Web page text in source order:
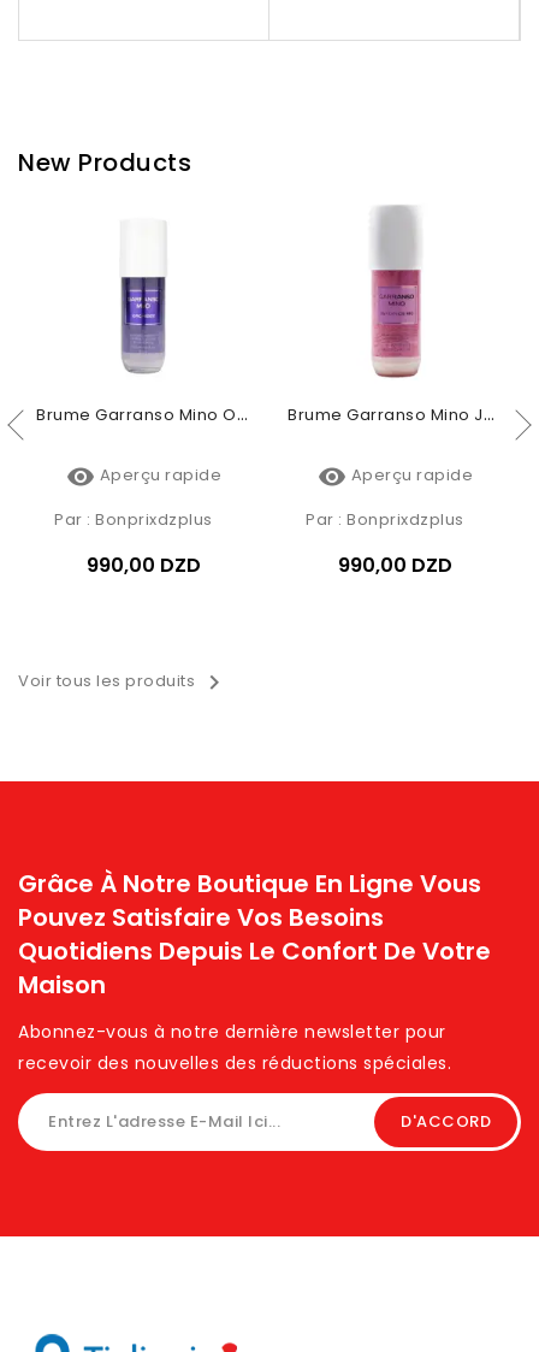
New Products
Brume Garranso Mino Orchidée 250ml
 Aperçu rapide
Par : Bonprixdzplus
990,00 DZD
Brume Garranso Mino Jardin De Rio 250ml
 Aperçu rapide
Par : Bonprixdzplus
990,00 DZD
Voir tous les produits 
Grâce À Notre Boutique En Ligne Vous
Pouvez Satisfaire Vos Besoins
Quotidiens Depuis Le Confort De Votre
Maison
Abonnez-vous à notre dernière newsletter pour
recevoir des nouvelles des réductions spéciales. ​